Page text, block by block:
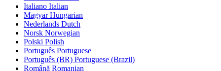
Italiano Italian
Magyar Hungarian
Nederlands Dutch
Norsk Norwegian
Polski Polish
Português Portuguese
Português (BR) Portuguese (Brazil)
Română Romanian